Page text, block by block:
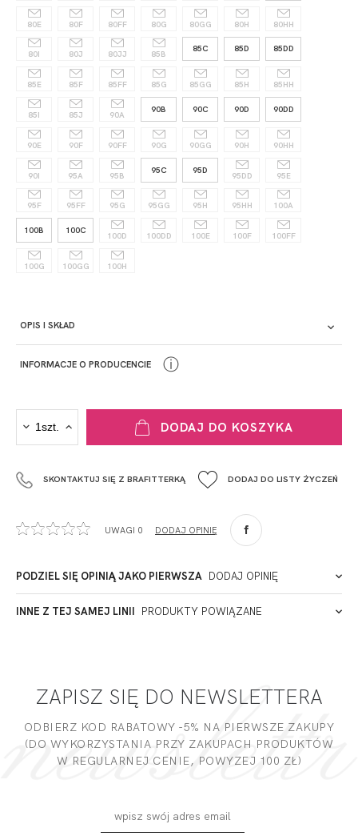
80E 80F 80FF 80G 80GG 80H 80HH
80I 80J 80JJ 85B
85C 85D 85DD
85E 85F 85FF 85G 85GG 85H 85HH
85I 85J 90A
90B 90C 90D 90DD
90E 90F 90FF 90G 90GG 90H 90HH
90I 95A 95B
95C 95D
95DD 95E
95F 95FF 95G 95GG 95H 95HH 100A
100B 100C
100D 100DD 100E 100F 100FF
100G 100GG 100H
OPIS I SKŁAD
INFORMACJE O PRODUCENCIE
Fashiontex Group Sp.z o.o. Spółka komandytowa
+48 42 719 43 15
90-057
Polska
ADRES PUNKTU KONTAKTOWEGO
ⓘ
DODAJ DO KOSZYKA
SKONTAKTUJ SIĘ Z BRAFITTERKĄ DODAJ DO LISTY ŻYCZEŃ
UWAGI 0 DODAJ OPINIĘ
PODZIEL SIĘ OPINIĄ JAKO PIERWSZA DODAJ OPINIĘ
Miałeś już kontakt z naszym produktem? Zostaw opinię
INNE Z TEJ SAMEJ LINII PRODUKTY POWIĄZANE
ZAPISZ SIĘ DO NEWSLETTERA
ODBIERZ KOD RABATOWY -5% NA PIERWSZE ZAKUPY
(DO WYKORZYSTANIA PRZY ZAKUPACH PRODUKTÓW
W REGULARNEJ CENIE, POWYZEJ 100 ZŁ)